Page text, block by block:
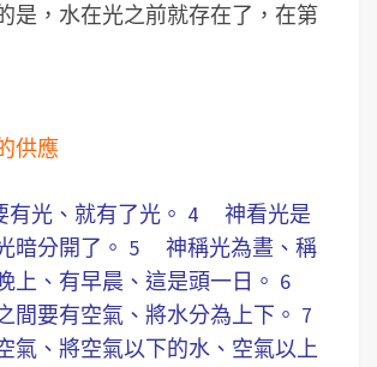
是，水在光之前就存在了，在第
供應
光、就有了光。 4 神看光是
暗分開了。 5 神稱光為晝、稱
上、有早晨、這是頭一日。 6
間要有空氣、將水分為上下。 7
氣、將空氣以下的水、空氣以上